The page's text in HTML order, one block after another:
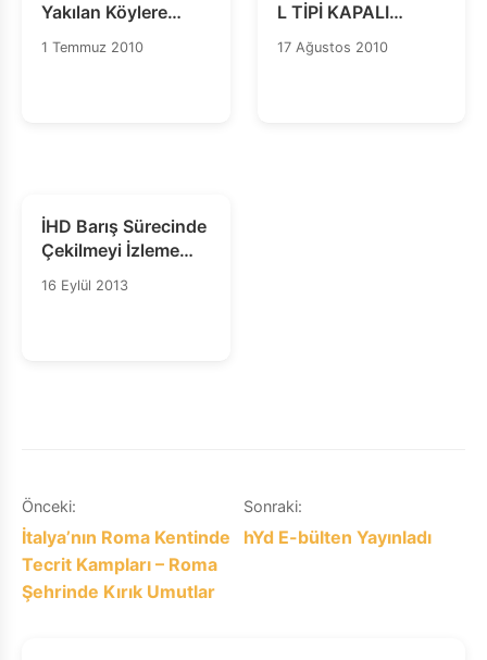
Yakılan Köylere
İlişkin Ortak Basın
1 Temmuz 2010
L TİPİ KAPALI
CEZAEVİ
ARAŞTIRMA VE
17 Ağustos 2010
İHD Barış Sürecinde
Çekilmeyi İzleme
Komisyonu Raporu
16 Eylül 2013
Yazı
gezinmesi
Önceki:
İtalya’nın Roma Kentinde
Tecrit Kampları – Roma
Şehrinde Kırık Umutlar
Sonraki:
hYd E-bülten Yayınladı